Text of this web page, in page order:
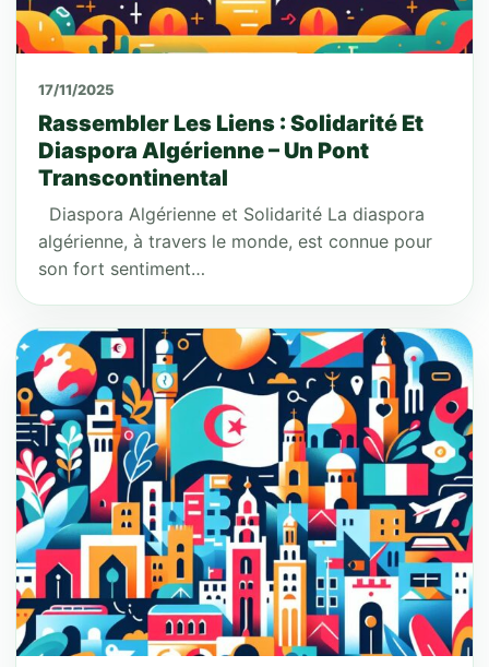
17/11/2025
Rassembler Les Liens : Solidarité Et
Diaspora Algérienne – Un Pont
Transcontinental
Diaspora Algérienne et Solidarité La diaspora
algérienne, à travers le monde, est connue pour
son fort sentiment…